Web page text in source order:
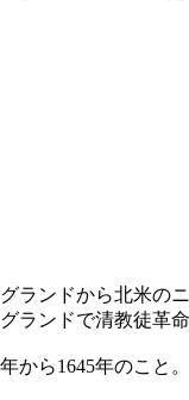
ランドから北米の
ランドで清教徒革
から1645年のこ